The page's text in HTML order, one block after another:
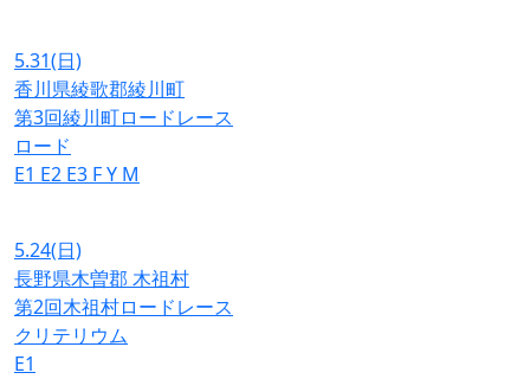
5.31(日)
香川県綾歌郡綾川町
第3回綾川町ロードレース
ロード
E1 E2 E3 FY M
5.24(日)
長野県木曽郡 木祖村
第2回木祖村ロードレース
クリテリウム
E1